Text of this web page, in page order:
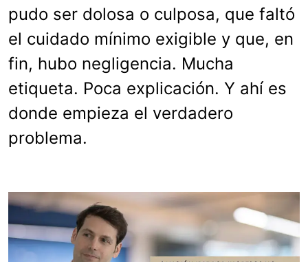
pudo ser dolosa o culposa, que faltó
el cuidado mínimo exigible y que, en
fin, hubo negligencia. Mucha
etiqueta. Poca explicación. Y ahí es
donde empieza el verdadero
problema.